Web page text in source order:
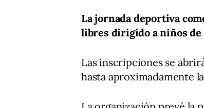
La jornada deportiva
libres dirigido a niños de
Las inscripciones se
hasta aproximadamente